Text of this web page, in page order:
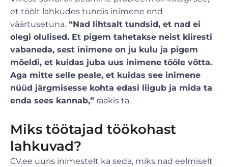
et töölt lahkudes tundis inimene end
väärtusetuna. “Nad lihtsalt tundsid, et nad ei
olegi olulised. Et pigem tahetakse neist kiiresti
vabaneda, sest inimene on ju kulu ja pigem
mõeldi, et kuidas juba uus inimene tööle võtta.
Aga mitte selle peale, et kuidas see inimene
nüüd järgmisesse kohta edasi liigub ja mida ta
enda sees kannab,” rääkis ta.
Miks töötajad töökohast
lahkuvad?
CV.ee uuris inimestelt ka seda, miks nad eelmiselt